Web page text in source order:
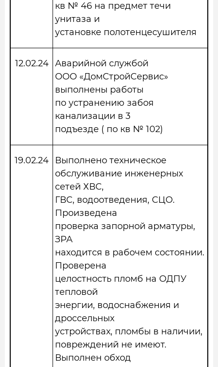
кв № 46 на предмет течи
унитаза и
установке полотенцесушителя
12.02.24
Аварийной службой
ООО «ДомСтройСервис»
выполнены работы
по устранению забоя
канализации в 3
подъезде ( по кв № 102)
19.02.24
Выполнено техническое
обслуживание инженерных
сетей ХВС,
ГВС, водоотведения, СЦО.
Произведена
проверка запорной арматуры,
ЗРА
находится в рабочем состоянии.
Проверена
целостность пломб на ОДПУ
тепловой
энергии, водоснабжения и
дроссельных
устройствах, пломбы в наличии,
повреждений не имеют.
Выполнен обход